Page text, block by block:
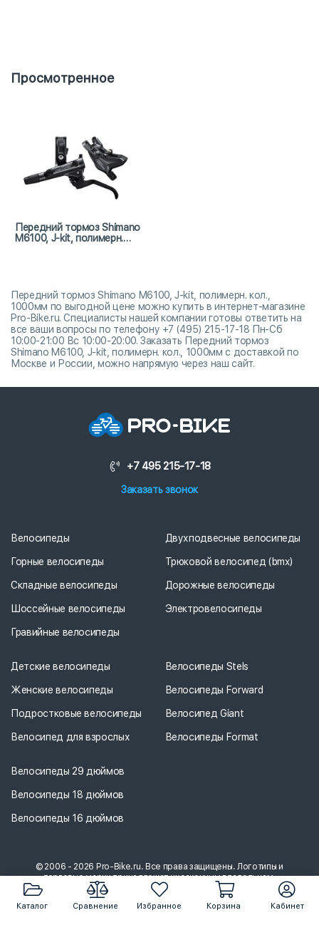
Каталог Сравнение Избранное Корзина Кабинет
Просмотренное
Передний тормоз Shimano
M6100, J-kit, полимерн.
Передний тормоз Shimano M6100, J-kit, полимерн. кол.,
1000мм по выгодной цене можно купить в интернет-магазине
Pro-Bike.ru. Специалисты нашей компании готовы ответить на
все ваши вопросы по телефону +7 (495) 215-17-18 Пн-Сб
10:00-21:00 Вс 10:00-20:00. Заказать Передний тормоз
Shimano M6100, J-kit, полимерн. кол., 1000мм с доставкой по
Москве и России, можно напрямую через наш сайт.
+7 495 215-17-18
Заказать звонок
Велосипеды
Горные велосипеды
Складные велосипеды
Шоссейные велосипеды
Гравийные велосипеды
Двухподвесные велосипеды
Трюковой велосипед (bmx)
Дорожные велосипеды
Электровелосипеды
Детские велосипеды
Женские велосипеды
Подростковые велосипеды
Велосипед для взрослых
Велосипеды Stels
Велосипеды Forward
Велосипед Giant
Велосипеды Format
Велосипеды 29 дюймов
Велосипеды 18 дюймов
Велосипеды 16 дюймов
© 2006 - 2026 Pro-Bike.ru. Все права защищены. Логотипы и
торговые марки принадлежат их законным владельцам.